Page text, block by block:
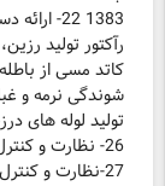
1383 22-